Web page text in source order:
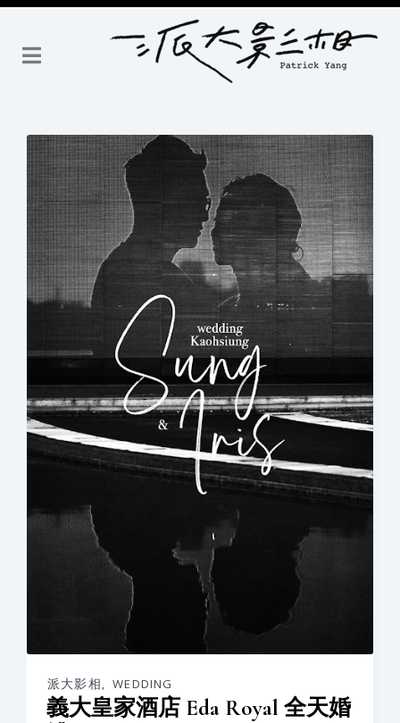
派大影相, WEDDING
義大皇家酒店 Eda Royal 全天婚